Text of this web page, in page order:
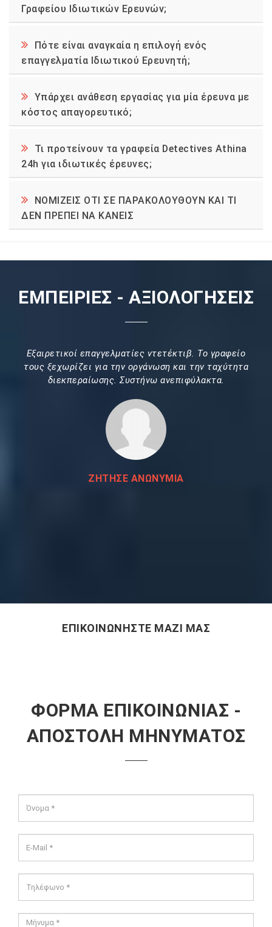
Γραφείου Ιδιωτικών Ερευνών;
Πότε είναι αναγκαία η επιλογή ενός
επαγγελματία Ιδιωτικού Ερευνητή;
Υπάρχει ανάθεση εργασίας για μία έρευνα με
κόστος απαγορευτικό;
Τι προτείνουν τα γραφεία Detectives Athina
24h για ιδιωτικές έρευνες;
ΝΟΜΙΖΕΙΣ ΟΤΙ ΣΕ ΠΑΡΑΚΟΛΟΥΘΟΥΝ ΚΑΙ ΤΙ
ΔΕΝ ΠΡΕΠΕΙ ΝΑ ΚΑΝΕΙΣ
ΕΜΠΕΙΡΙΕΣ - ΑΞΙΟΛΟΓΗΣΕΙΣ
Εξαιρετικοί επαγγελματίες ντετέκτιβ. Το γραφείο
τους ξεχωρίζει για την οργάνωση και την ταχύτητα
διεκπεραίωσης. Συστήνω ανεπιφύλακτα.
ΖΗΤΗΣΕ ΑΝΩΝΥΜΙΑ
ΕΠΙΚΟΙΝΩΝΗΣΤΕ ΜΑΖΙ ΜΑΣ
ΦΟΡΜΑ ΕΠΙΚΟΙΝΩΝΙΑΣ -
ΑΠΟΣΤΟΛΗ ΜΗΝΥΜΑΤΟΣ